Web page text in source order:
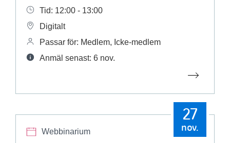
Tid: 12:00 - 13:00
Digitalt
Passar för: Medlem, Icke-medlem
Anmäl senast: 6 nov.
Webbinarium
27
nov.